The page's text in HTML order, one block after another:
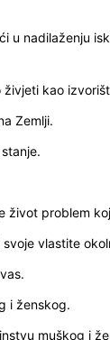
u nadilaženju
kao
Zemlji.
život problem
vlastite
i ženskog.
muškog i